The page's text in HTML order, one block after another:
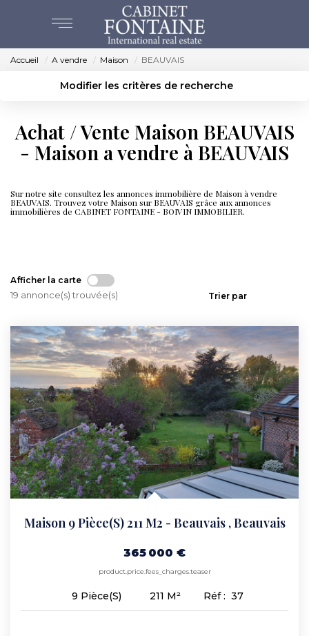
ACHAT
ESTIMATION
NOS AGENCES
NOS SERVICES
CONTACT
Accueil A vendre Maison BEAUVAIS
Modifier les critères de recherche
Surface min Budget max
Achat / Vente Maison BEAUVAIS
- Maison a vendre à BEAUVAIS
Sur notre site consultez les annonces immobilière de Maison à vendre
BEAUVAIS. Trouvez votre Maison sur BEAUVAIS grâce aux annonces
immobilières de CABINET FONTAINE - BOIVIN IMMOBILIER.
Afficher la carte
19 annonce(s) trouvée(s) Trier par
Maison 9 Pièce(s) 211 M2 - Beauvais ,Beauvais
365 000 €
product.price.fees_charges.teaser
9 Pièce(s) 211 M² Réf : 37